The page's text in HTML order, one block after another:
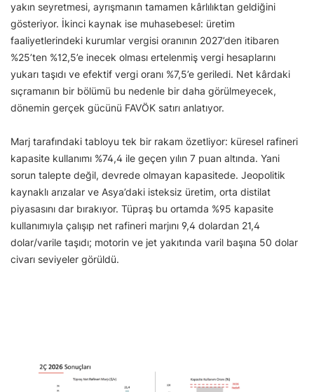
yakın seyretmesi, ayrışmanın tamamen kârlılıktan geldiğini
gösteriyor. İkinci kaynak ise muhasebesel: üretim
faaliyetlerindeki kurumlar vergisi oranının 2027’den itibaren
%25’ten %12,5’e inecek olması ertelenmiş vergi hesaplarını
yukarı taşıdı ve efektif vergi oranı %7,5’e geriledi. Net kârdaki
sıçramanın bir bölümü bu nedenle bir daha görülmeyecek,
dönemin gerçek gücünü FAVÖK satırı anlatıyor.
Marj tarafındaki tabloyu tek bir rakam özetliyor: küresel rafineri
kapasite kullanımı %74,4 ile geçen yılın 7 puan altında. Yani
sorun talepte değil, devrede olmayan kapasitede. Jeopolitik
kaynaklı arızalar ve Asya’daki isteksiz üretim, orta distilat
piyasasını dar bırakıyor. Tüpraş bu ortamda %95 kapasite
kullanımıyla çalışıp net rafineri marjını 9,4 dolardan 21,4
dolar/varile taşıdı; motorin ve jet yakıtında varil başına 50 dolar
civarı seviyeler görüldü.